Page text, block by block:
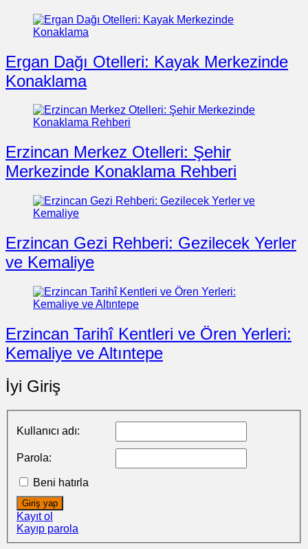
Ergan Dağı Otelleri: Kayak Merkezinde
Konaklama
Erzincan Merkez Otelleri: Şehir
Merkezinde Konaklama Rehberi
Erzincan Gezi Rehberi: Gezilecek Yerler
ve Kemaliye
Erzincan Tarihî Kentleri ve Ören Yerleri:
Kemaliye ve Altıntepe
İyi Giriş
Kullanıcı adı:
Parola:
Beni hatırla
Giriş yap
Kayıt ol
Kayıp parola